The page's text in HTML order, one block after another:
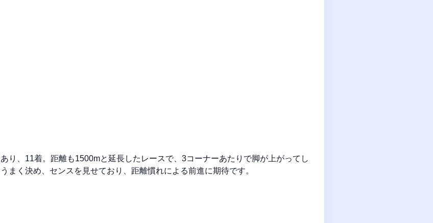
り、11着。距離も1500mと延長したレースで、3コーナーあたりで脚が上がってし
まく決め、センスを見せており、距離慣れによる前進に期待です。